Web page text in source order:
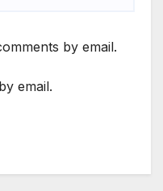
by email.
email.